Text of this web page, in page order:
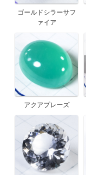
ゴールドシラーサフ
ァイア
アクアプレーズ